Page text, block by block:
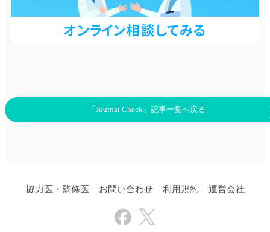
「Journal Check」記事一覧へ戻る
協力医・監修医 お問い合わせ 利用規約 運営会社